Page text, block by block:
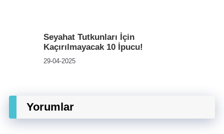
Seyahat Tutkunları İçin
Kaçırılmayacak 10 İpucu!
29-04-2025
Yorumlar